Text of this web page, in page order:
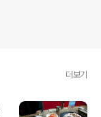
더보기